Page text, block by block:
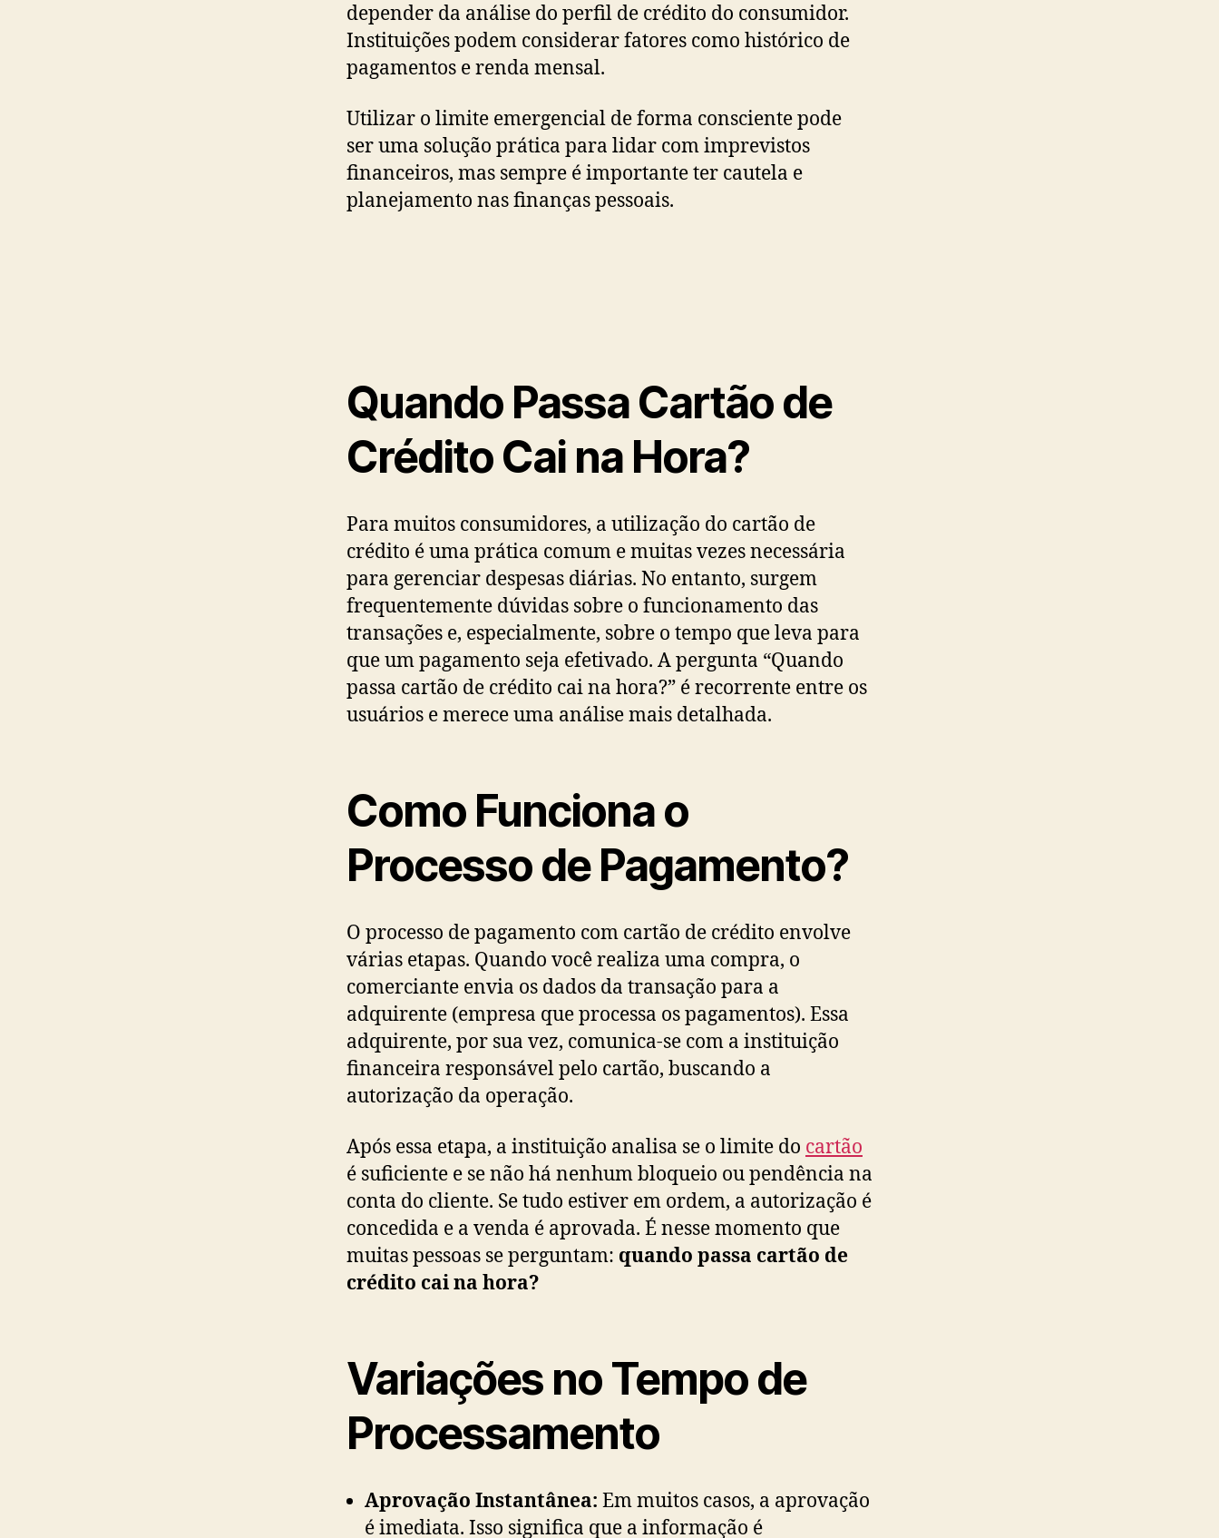
depender da análise do perfil de crédito do consumidor.
Instituições podem considerar fatores como histórico de
pagamentos e renda mensal.
Utilizar o limite emergencial de forma consciente pode
ser uma solução prática para lidar com imprevistos
financeiros, mas sempre é importante ter cautela e
planejamento nas finanças pessoais.
Quando Passa Cartão de
Crédito Cai na Hora?
Para muitos consumidores, a utilização do cartão de
crédito é uma prática comum e muitas vezes necessária
para gerenciar despesas diárias. No entanto, surgem
frequentemente dúvidas sobre o funcionamento das
transações e, especialmente, sobre o tempo que leva para
que um pagamento seja efetivado. A pergunta “Quando
passa cartão de crédito cai na hora?” é recorrente entre os
usuários e merece uma análise mais detalhada.
Como Funciona o
Processo de Pagamento?
O processo de pagamento com cartão de crédito envolve
várias etapas. Quando você realiza uma compra, o
comerciante envia os dados da transação para a
adquirente (empresa que processa os pagamentos). Essa
adquirente, por sua vez, comunica-se com a instituição
financeira responsável pelo cartão, buscando a
autorização da operação.
Após essa etapa, a instituição analisa se o limite do cartão
é suficiente e se não há nenhum bloqueio ou pendência na
conta do cliente. Se tudo estiver em ordem, a autorização é
concedida e a venda é aprovada. É nesse momento que
muitas pessoas se perguntam: quando passa cartão de
crédito cai na hora?
Variações no Tempo de
Processamento
Aprovação Instantânea: Em muitos casos, a aprovação
é imediata. Isso significa que a informação é